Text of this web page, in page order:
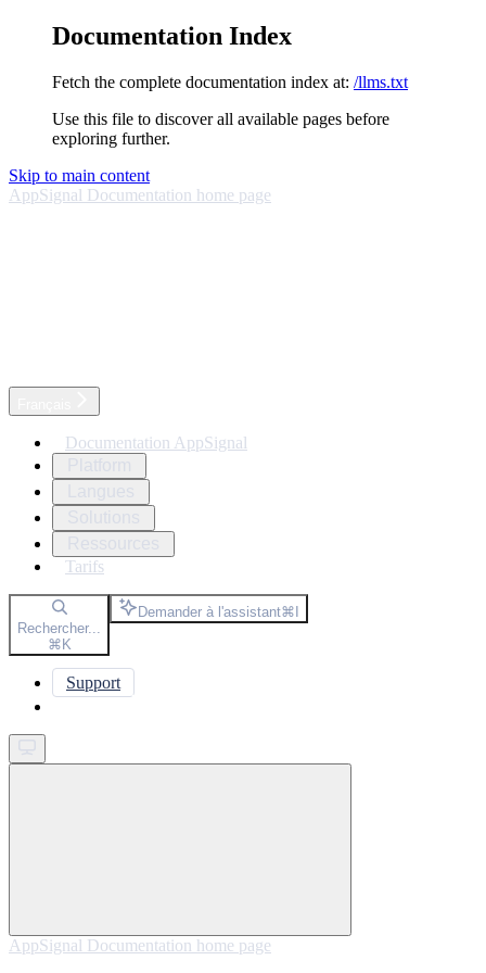
Documentation Index
Fetch the complete documentation index at: /llms.txt
Use this file to discover all available pages before
exploring further.
Skip to main content
AppSignal Documentation home page
Documentation AppSignal
Tarifs
Rechercher...
⌘K
Demander à l'assistant⌘I
Support
AppSignal Documentation home page